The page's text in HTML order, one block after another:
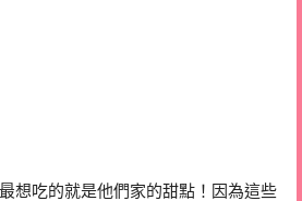
想吃的就是他們家的甜點！因為這些